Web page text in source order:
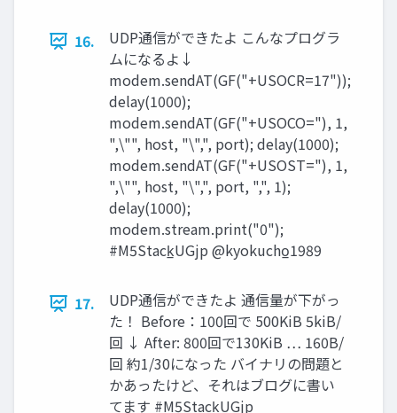
16.
UDP通信ができたよ こんなプログラ
ムになるよ↓
modem.sendAT(GF("+USOCR=17"));
delay(1000);
modem.sendAT(GF("+USOCO="), 1,
",\"", host, "\",", port); delay(1000);
modem.sendAT(GF("+USOST="), 1,
",\"", host, "\",", port, ",", 1);
delay(1000);
modem.stream.print("0");
#M5Stack̲UGjp @kyokucho̲1989
17.
UDP通信ができたよ 通信量が下がっ
た！ Before：100回で 500KiB 5kiB/
回 ↓ After: 800回で130KiB … 160B/
回 約1/30になった バイナリの問題と
かあったけど、それはブログに書い
てます #M5Stack̲UGjp